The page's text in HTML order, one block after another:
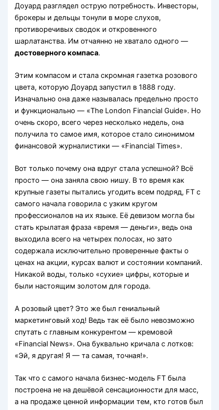
Доуард разглядел острую потребность. Инвесторы,
брокеры и дельцы тонули в море слухов,
противоречивых сводок и откровенного
шарлатанства. Им отчаянно не хватало одного —
достоверного компаса.
Этим компасом и стала скромная газетка розового
цвета, которую Доуард запустил в 1888 году.
Изначально она даже называлась предельно просто
и функционально — «The London Financial Guide». Но
очень скоро, всего через несколько недель, она
получила то самое имя, которое стало синонимом
финансовой журналистики — «Financial Times».
Вот только почему она вдруг стала успешной? Всё
просто — она заняла свою нишу. В то время как
крупные газеты пытались угодить всем подряд, FT с
самого начала говорила с узким кругом
профессионалов на их языке. Её девизом могла бы
стать крылатая фраза «время — деньги», ведь она
выходила всего на четырех полосах, но зато
содержала исключительно проверенные факты о
ценах на акции, курсах валют и состоянии компаний.
Никакой воды, только «сухие» цифры, которые и
были настоящим золотом для города.
А розовый цвет? Это же был гениальный
маркетинговый ход! Ведь так её было невозможно
спутать с главным конкурентом — кремовой
«Financial News». Она буквально кричала с лотков:
«Эй, я другая! Я — та самая, точная!».
Так что с самого начала бизнес-модель FT была
построена не на дешёвой сенсационности для масс,
а на продаже ценной информации тем, кто готов был